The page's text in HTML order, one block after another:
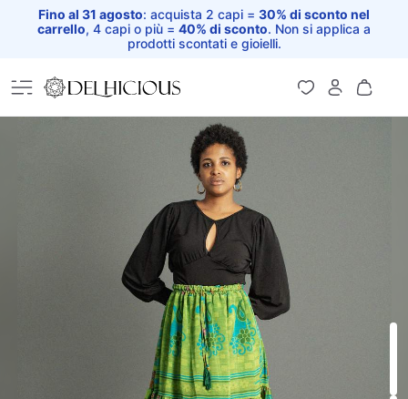
Fino al 31 agosto: acquista 2 capi = 30% di sconto nel
carrello, 4 capi o più = 40% di sconto. Non si applica a
prodotti scontati e gioielli.
Home